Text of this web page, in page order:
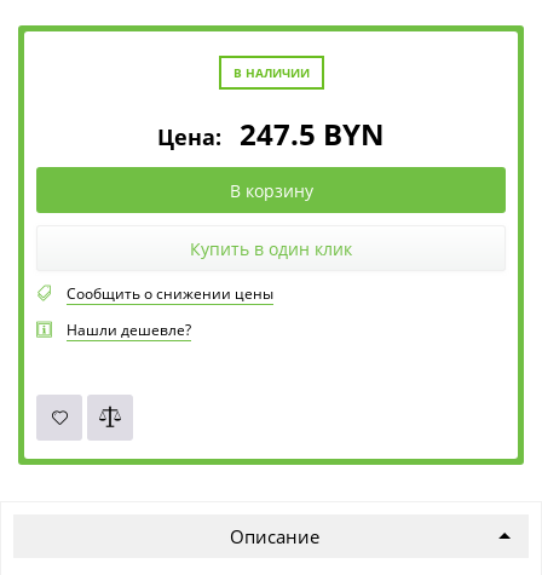
В НАЛИЧИИ
Цена: 247.5 BYN
В корзину
Купить в один клик
Сообщить о снижении цены
Нашли дешевле?
Описание